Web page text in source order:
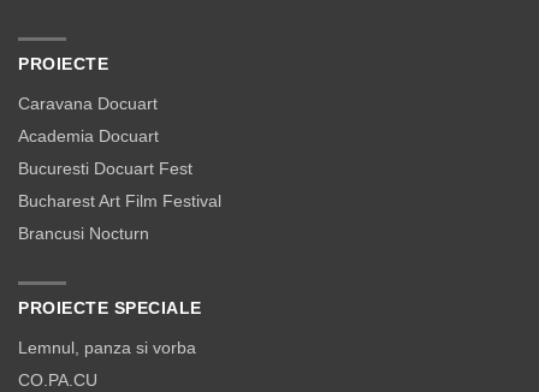
PROIECTE
Caravana Docuart
Academia Docuart
Bucuresti Docuart Fest
Bucharest Art Film Festival
Brancusi Nocturn
PROIECTE SPECIALE
Lemnul, panza si vorba
CO.PA.CU